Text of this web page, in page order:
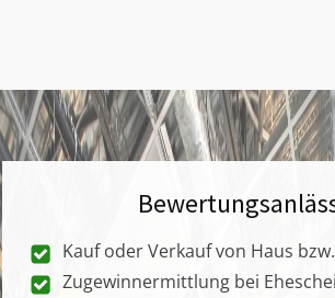
Kauf oder Verkauf von Haus
Zugewinnermittlung bei